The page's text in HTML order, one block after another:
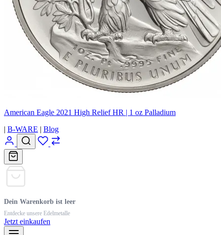
American Eagle 2021 High Relief HR | 1 oz Palladium
| B-WARE | Blog
Dein Warenkorb ist leer
Entdecke unsere Edelmetalle
Jetzt einkaufen